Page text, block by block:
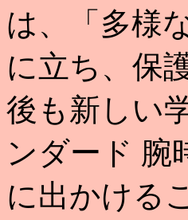
は、「多様
に立ち、保
後も新しい
ンダード 腕
に出かける